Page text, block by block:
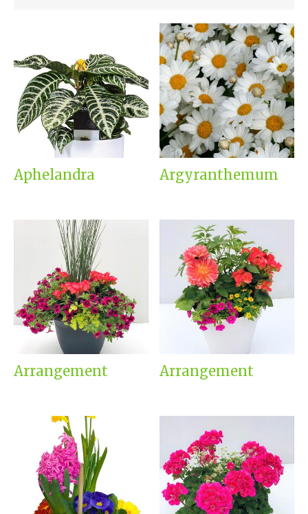
Aphelandra Argyranthemum
Arrangement Arrangement